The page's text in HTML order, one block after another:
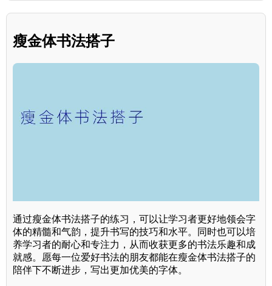
瘦金体书法搭子
通过瘦金体书法搭子的练习，可以让学习者更好地领会字
体的精髓和气韵，提升书写的技巧和水平。同时也可以培
养学习者的耐心和专注力，从而收获更多的书法乐趣和成
就感。愿每一位爱好书法的朋友都能在瘦金体书法搭子的
陪伴下不断进步，写出更加优美的字体。